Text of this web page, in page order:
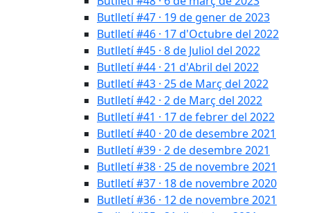
Butlletí #47 · 19 de gener de 2023
Butlletí #46 · 17 d'Octubre del 2022
Butlletí #45 · 8 de Juliol del 2022
Butlletí #44 · 21 d'Abril del 2022
Butlletí #43 · 25 de Març del 2022
Butlletí #42 · 2 de Març del 2022
Butlletí #41 · 17 de febrer del 2022
Butlletí #40 · 20 de desembre 2021
Butlletí #39 · 2 de desembre 2021
Butlletí #38 · 25 de novembre 2021
Butlletí #37 · 18 de novembre 2020
Butlletí #36 · 12 de novembre 2021